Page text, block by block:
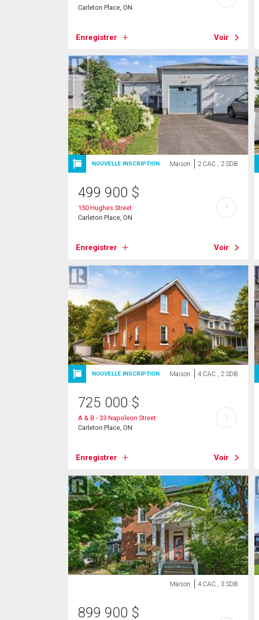
Carleton Place, ON
Enregistrer Voir
NOUVELLE INSCRIPTION Maison 2 CAC , 2 SDB
499 900 $
150 Hughes Street
Carleton Place, ON
Enregistrer Voir
?
NOUVELLE INSCRIPTION Maison 4 CAC , 2 SDB
725 000 $
A & B - 33 Napoleon Street
Carleton Place, ON
Enregistrer Voir
?
Maison 4 CAC , 3 SDB
899 900 $